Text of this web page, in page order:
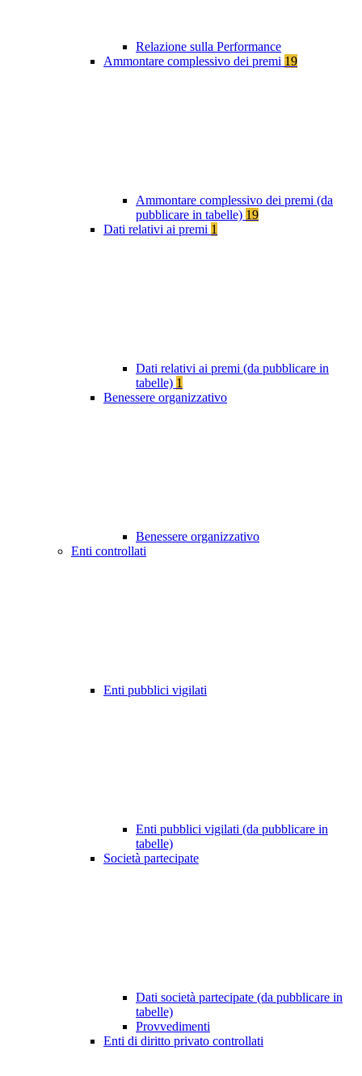
Relazione sulla Performance
Ammontare complessivo dei premi 19
Ammontare complessivo dei premi (da
pubblicare in tabelle) 19
Dati relativi ai premi 1
Dati relativi ai premi (da pubblicare in
tabelle) 1
Benessere organizzativo
Benessere organizzativo
Enti controllati
Enti pubblici vigilati
Enti pubblici vigilati (da pubblicare in
tabelle)
Società partecipate
Dati società partecipate (da pubblicare in
tabelle)
Provvedimenti
Enti di diritto privato controllati